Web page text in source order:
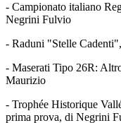
- Campionato italiano
Negrini Fulvio
- Raduni "Stelle
- Maserati Tipo 26R:
Maurizio
- Trophée Historique
prima prova, di Negrini